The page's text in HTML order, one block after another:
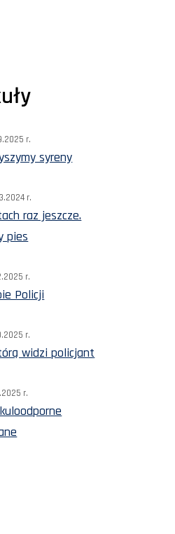
r.
syreny
r.
raz jeszcze.
pies
r.
Policji
r.
widzi policjant
r.